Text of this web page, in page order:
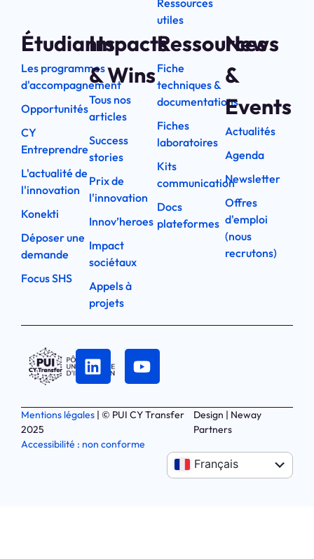
Ressources
utiles
Étudiants
Les programmes
d'accompagnement
Opportunités
CY
Entreprendre
L'actualité de
l'innovation
Konekti
Déposer une
demande
Focus SHS
Impacts
& Wins
Tous nos
articles
Success
stories
Prix de
l'innovation
Innov’heroes
Impact
sociétaux
Appels à
projets
Ressources
Fiche
techniques &
documentations
Fiches
laboratoires
Kits
communication
Docs
plateformes
News
&
Events
Actualités
Agenda
Newsletter
Offres
d'emploi
(nous
recrutons)
Mentions légales | © PUI CY Transfer
2025
Accessibilité : non conforme
Design | Neway
Partners
Anglais
Français